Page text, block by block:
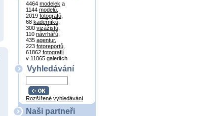
4464 modelek a
1144 modelů
2019 fotografů
68 kadeřníků
300 vizážistů
110 návrhářů
435 agentur,
223 fotoreportů
61862 fotografií
v 11065 galeriích
Vyhledávání
Rozšířené vyhledávání
Naši partneři